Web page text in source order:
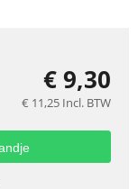
€9,30
€ 11,25 Incl. BTW